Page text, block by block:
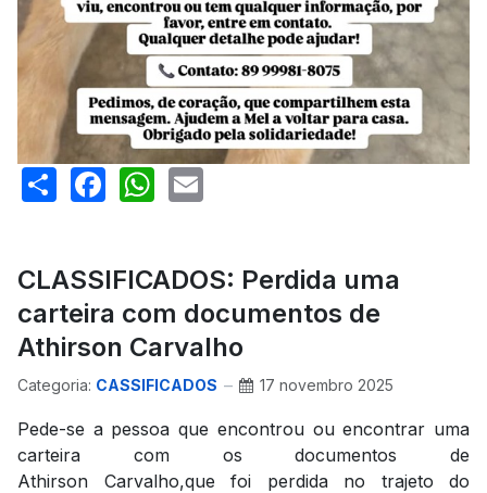
ShareFacebook
WhatsApp
CLASSIFICADOS: Perdida uma
carteira com documentos de
Athirson Carvalho
Categoria: CASSIFICADOS 17 novembro 2025
Pede-se a pessoa que encontrou ou encontrar uma
carteira com os documentos de
Athirson Carvalho,que foi perdida no trajeto do